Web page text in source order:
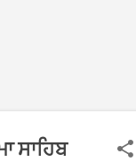
ਸਾਹਿਬ